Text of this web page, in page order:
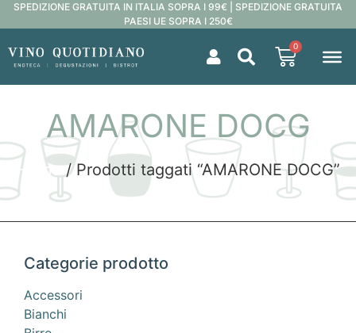
SPEDIZIONE GRATUITA IN ITALIA SOPRA I 99€ | SPEDIZIONE GRATUITA
PAESI UE SOPRA I 250€
0
AMARONE DOCG
Home/ Prodotti taggati “AMARONE DOCG”
Categorie prodotto
Accessori
Bianchi